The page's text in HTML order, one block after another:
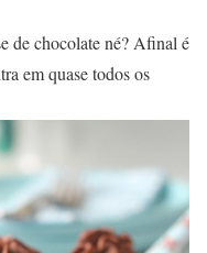
de chocolate né? Afinal é
em quase todos os